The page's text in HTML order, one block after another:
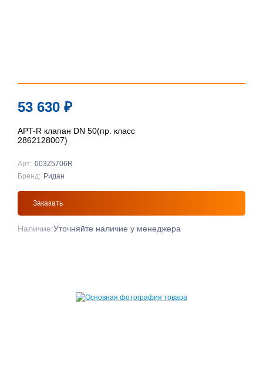
53 630 ₽
APT-R клапан DN 50(пр. класс
2862128007)
Арт: 003Z5706R
Бренд: Ридан
Заказать
Наличие:Уточняйте наличие у менеджера